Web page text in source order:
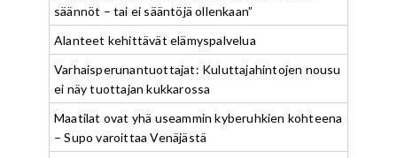
säännöt – tai ei sääntöjä ollenkaan”
Alanteet kehittävät elämyspalvelua
Varhaisperunantuottajat: Kuluttajahintojen nousu
ei näy tuottajan kukkarossa
Maatilat ovat yhä useammin kyberuhkien kohteena
– Supo varoittaa Venäjästä